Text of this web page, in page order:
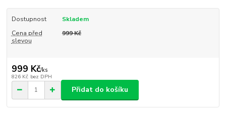
Dostupnost
Skladem
Cena před
slevou
999 Kč
999 Kč/ks
826 Kč bez DPH
Přidat do košíku